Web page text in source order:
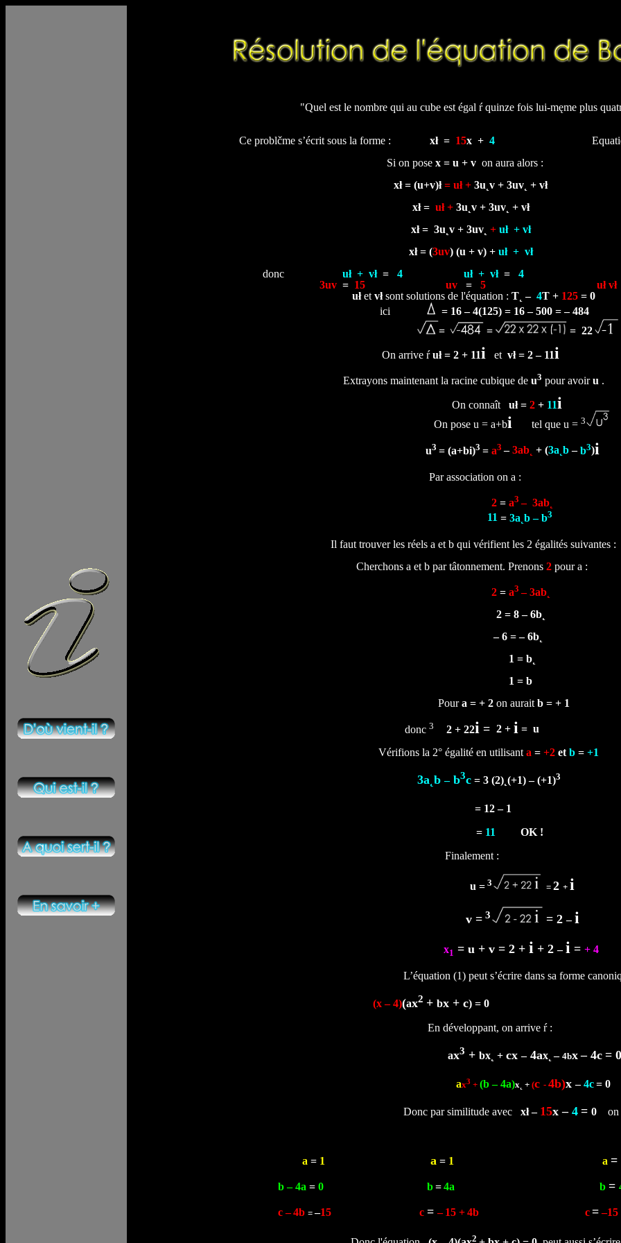
"Quel est le nombre qui au cube est égal ŕ quinze fois lui-męme plus
Ce problčme s’écrit sous la forme : xł = 15x + 4
Equation
Si on pose x = u + v on aura alors :
xł= (u+v)ł= uł + 3u˛v + 3uv˛ + vł
xł= uł + 3u˛v+ 3uv˛ + vł
xł= 3u˛v+ 3uv˛ + uł + vł
xł = (3uv) (u + v) + uł + vł
donc
uł + vł = 4 uł + vł = 4
3uv = 15 uv = 5 uł vł
ułetvłsont solutions de l'équation : T˛– 4T + 125= 0
ici
= 16– 4(125) = 16 – 500 = – 484
=
= = 22
On arrive ŕuł = 2 + 11i et vł = 2 – 11i
Extrayons maintenant la racine cubique de u3 pour avoiru .
On connaît uł= 2+ 11i
On pose u = a+bi tel que u = 3
u3 = (a+bi)3 = a3 –3ab˛ + (3a˛b–b3)i
Par association on a :
2 = a3 – 3ab˛
11 = 3a˛b–b3
Il faut trouver les réels a et b qui vérifient les 2 égalités suivantes :
Cherchons a et b par tâtonnement. Prenons 2 pour a :
2= a3 – 3ab˛
2 = 8 – 6b˛
–6 =–6b˛
1 = b˛
1 = b
Poura = + 2 on aurait b = + 1
donc 3 2 + 22i = 2 + i = u
Vérifions la 2° égalité en utilisant a = +2 et b = +1
3a˛b–b3c= 3 (2)˛(+1)–(+1)3
= 12–1
= 11 OK !
Finalement :
u = 3 =2+ i
v =3 = 2– i
x1 = u + v = 2 + i + 2– i = + 4
L’équation (1) peut s’écrire dans sa forme
(x – 4)(ax2 + bx+ c) = 0
En développant, on arrive ŕ :
ax3 + bx˛ + cx– 4ax˛ – 4bx – 4c = 0
ax3 + (b – 4a)x˛ + (c - 4b)x– 4c = 0
Donc par similitude avec xł– 15x– 4 = 0 on
a = 1 a = 1 a =
b – 4a =0 b=4a b=
c –4b= –15 c=– 15 +4b c= –15
2